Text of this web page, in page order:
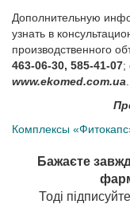
Дополнительную
узнать в
производственного
463-06-30, 585-41-07;
www.ekomed.com.ua
Комплексы
Бажаєте
Тоді